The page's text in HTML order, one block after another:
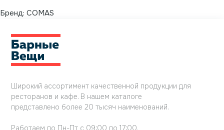
Бренд: COMAS
Широкий ассортимент качественной продукции для
ресторанов и кафе. В нашем каталоге
представлено более 20 тысяч наименований.
Работаем по Пн-Пт с 09:00 до 17:00.